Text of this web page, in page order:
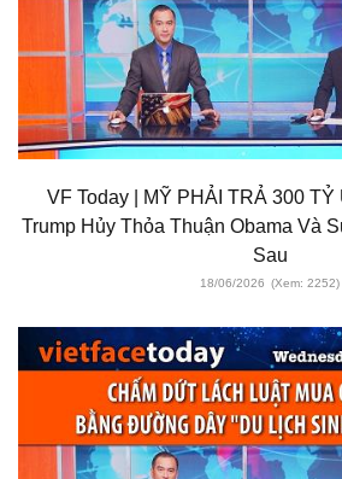
VF Today | MỸ PHẢI TRẢ 300
Trump Hủy Thỏa Thuận Obama Và
Sau
18/06/2026 (Xem: 2252)